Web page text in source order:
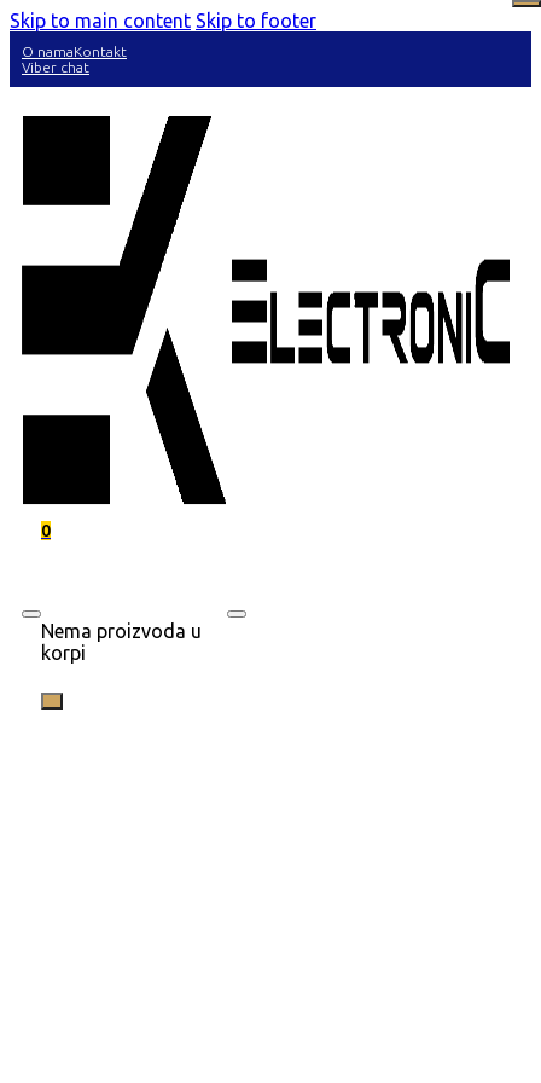
Skip to main content Skip to footer
O namaKontakt
Viber chat
0
Nema proizvoda u
korpi